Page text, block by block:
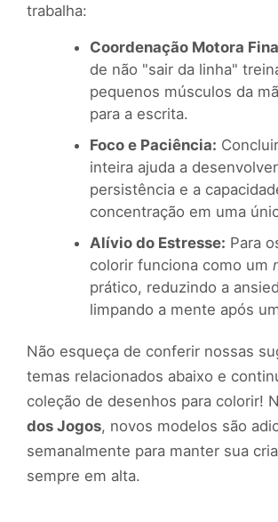
trabalha:
Coordenação Motora
de não "sair da linha"
pequenos músculos da
para a escrita.
Foco e Paciência:
inteira ajuda a
persistência e a
concentração em uma
Alívio do Estresse: Para
colorir funciona como um
prático, reduzindo a
limpando a mente após
Não esqueça de conferir nossas
temas relacionados abaixo e
coleção de desenhos para colorir!
dos Jogos, novos modelos são
semanalmente para manter sua
sempre em alta.